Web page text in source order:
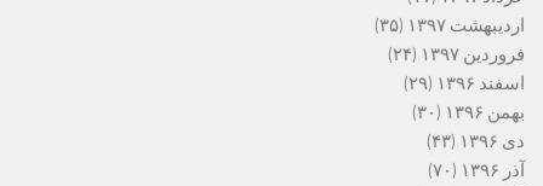
اردیبهشت ۱۳۹۷
(۳۵)
فروردین ۱۳۹۷
(۲۴)
اسفند ۱۳۹۶
(۲۹)
بهمن ۱۳۹۶
(۳۰)
دی ۱۳۹۶
(۴۳)
آذر ۱۳۹۶
(۷۰)